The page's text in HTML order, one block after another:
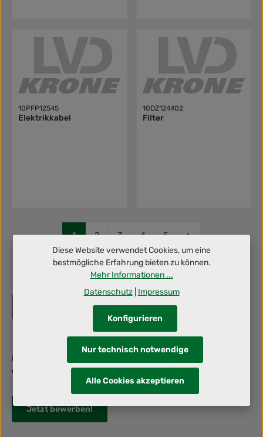
10PFP12545
Elektrikkabel
10DZ124402
Filter
Seite
1 Seite
2 Seite
3 Seite
4 Seite
5
Berufliche Herausforderung gesucht? Dann schraub' mit uns an
deiner Zukunft!
Jetzt bewerben!
Diese Website verwendet Cookies, um eine
bestmögliche Erfahrung bieten zu können.
Mehr Informationen ...
Datenschutz| Impressum
Nur technisch notwendige
Konfigurieren
Alle Cookies akzeptieren